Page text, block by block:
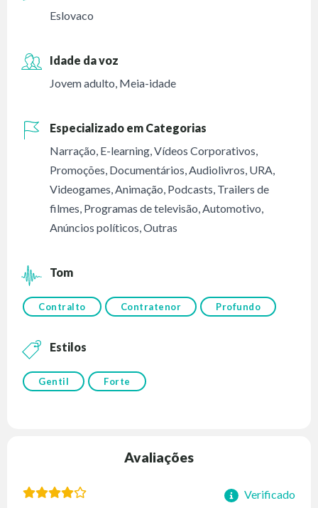
Eslovaco
Idade da voz
Jovem adulto, Meia-idade
Especializado em Categorias
Narração, E-learning,Vídeos Corporativos,
Promoções, Documentários,Audiolivros, URA,
Videogames,Animação, Podcasts, Trailers de
filmes, Programas de televisão,Automotivo,
Anúncios políticos,Outras
Tom
Contralto Contratenor Profundo
Estilos
Gentil Forte
Avaliações
Verificado